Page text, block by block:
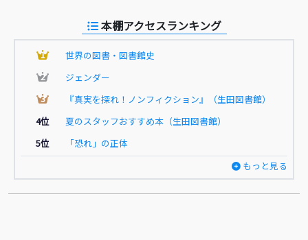
本棚アクセスランキング
1
世界の図書・図書館史
2
ジェンダー
3
『真実を探れ！ノンフィクション』（生田図書館）
4位
夏のスタッフおすすめ本（生田図書館）
5位
「恐れ」の正体
もっと見る